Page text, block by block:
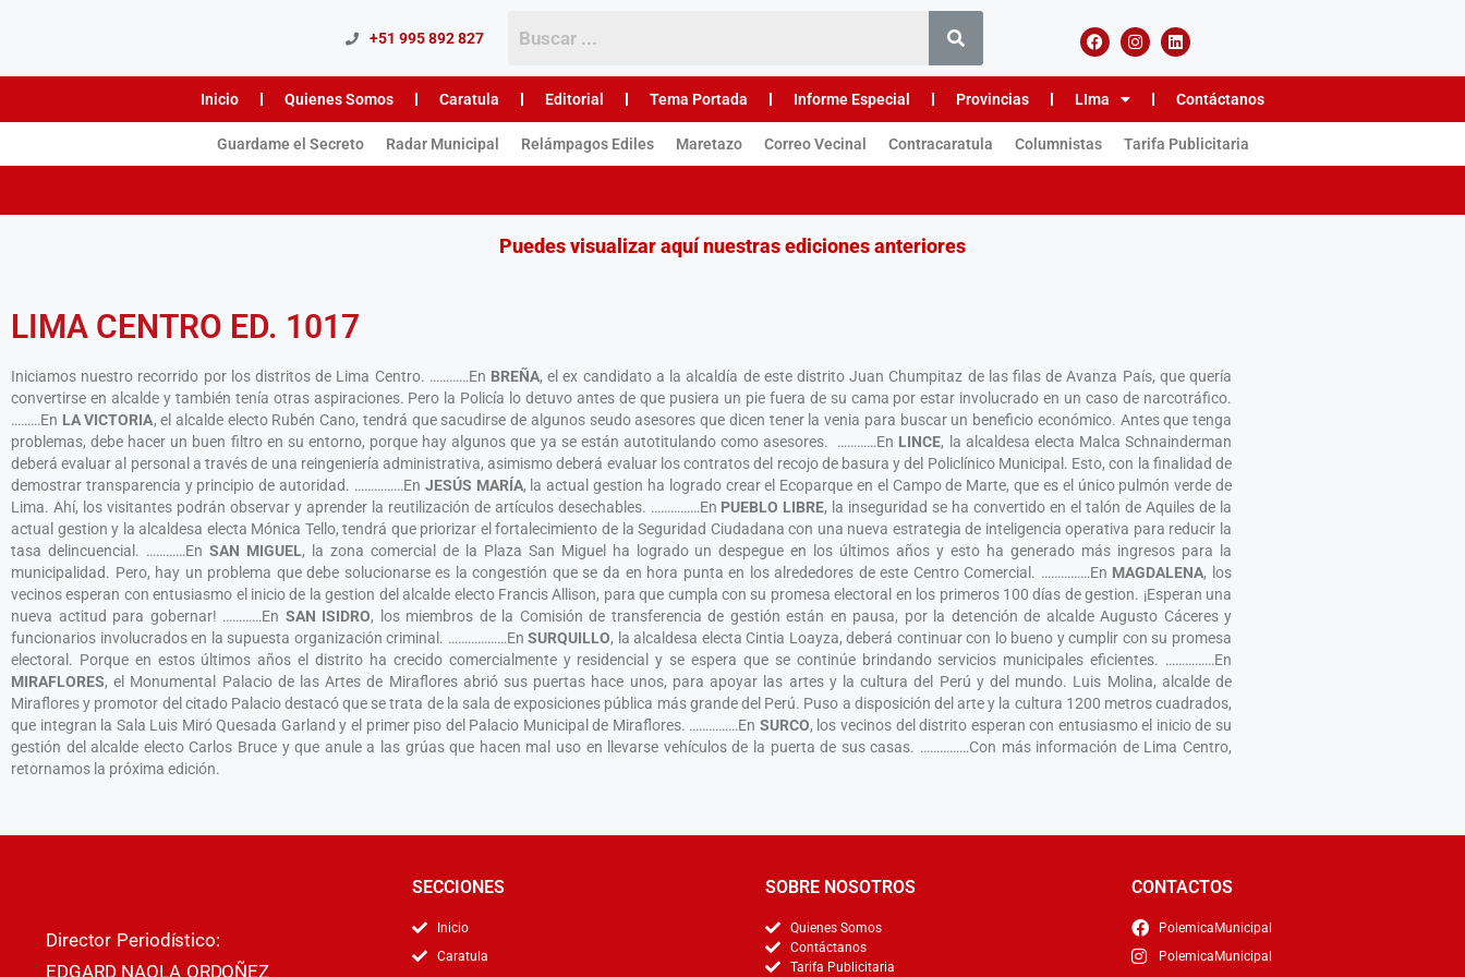
+51 995 892 827
Inicio Quienes Somos Caratula Editorial Tema Portada Informe Especial Provincias LIma Contáctanos
Guardame el Secreto Radar Municipal Relámpagos Ediles Maretazo Correo Vecinal Contracaratula Columnistas Tarifa Publicitaria
Puedes visualizar aquí nuestras ediciones anteriores
LIMA CENTRO ED. 1017
Iniciamos nuestro recorrido por los distritos de Lima Centro. …………En BREÑA, el ex candidato a la alcaldía de este distrito Juan Chumpitaz de las filas de Avanza País, que quería
convertirse en alcalde y también tenía otras aspiraciones. Pero la Policía lo detuvo antes de que pusiera un pie fuera de su cama por estar involucrado en un caso de narcotráfico.
………En LA VICTORIA, el alcalde electo Rubén Cano, tendrá que sacudirse de algunos seudo asesores que dicen tener la venia para buscar un beneficio económico. Antes que tenga
problemas, debe hacer un buen filtro en su entorno, porque hay algunos que ya se están autotitulando como asesores. …………En LINCE, la alcaldesa electa Malca Schnainderman
deberá evaluar al personal a través de una reingeniería administrativa, asimismo deberá evaluar los contratos del recojo de basura y del Policlínico Municipal. Esto, con la finalidad de
demostrar transparencia y principio de autoridad. ……………En JESÚS MARÍA, la actual gestion ha logrado crear el Ecoparque en el Campo de Marte, que es el único pulmón verde de
Lima. Ahí, los visitantes podrán observar y aprender la reutilización de artículos desechables. ……………En PUEBLO LIBRE, la inseguridad se ha convertido en el talón de Aquiles de la
actual gestion y la alcaldesa electa Mónica Tello, tendrá que priorizar el fortalecimiento de la Seguridad Ciudadana con una nueva estrategia de inteligencia operativa para reducir la
tasa delincuencial. …………En SAN MIGUEL, la zona comercial de la Plaza San Miguel ha logrado un despegue en los últimos años y esto ha generado más ingresos para la
municipalidad. Pero, hay un problema que debe solucionarse es la congestión que se da en hora punta en los alrededores de este Centro Comercial. ……………En MAGDALENA, los
vecinos esperan con entusiasmo el inicio de la gestion del alcalde electo Francis Allison, para que cumpla con su promesa electoral en los primeros 100 días de gestion. ¡Esperan una
nueva actitud para gobernar! …………En SAN ISIDRO, los miembros de la Comisión de transferencia de gestión están en pausa, por la detención de alcalde Augusto Cáceres y
funcionarios involucrados en la supuesta organización criminal. ………………EnSURQUILLO, la alcaldesa electa Cintia Loayza, deberá continuar con lo bueno y cumplir con su promesa
electoral. Porque en estos últimos años el distrito ha crecido comercialmente y residencial y se espera que se continúe brindando servicios municipales eficientes. ……………En
MIRAFLORES, el Monumental Palacio de las Artes de Miraflores abrió sus puertas hace unos, para apoyar las artes y la cultura del Perú y del mundo. Luis Molina, alcalde de
Miraflores y promotor del citado Palacio destacó que se trata de la sala de exposiciones pública más grande del Perú. Puso a disposición del arte y la cultura 1200 metros cuadrados,
que integran la Sala Luis Miró Quesada Garland y el primer piso del Palacio Municipal de Miraflores. ……………En SURCO, los vecinos del distrito esperan con entusiasmo el inicio de su
gestión del alcalde electo Carlos Bruce y que anule a las grúas que hacen mal uso en llevarse vehículos de la puerta de sus casas. ……………Con más información de Lima Centro,
retornamos la próxima edición.
Director Periodístico:
EDGARD NAOLA ORDOÑEZ
SECCIONES
Inicio
Caratula
SOBRE NOSOTROS
Quienes Somos
Contáctanos
Tarifa Publicitaria
CONTACTOS
PolemicaMunicipal
PolemicaMunicipal